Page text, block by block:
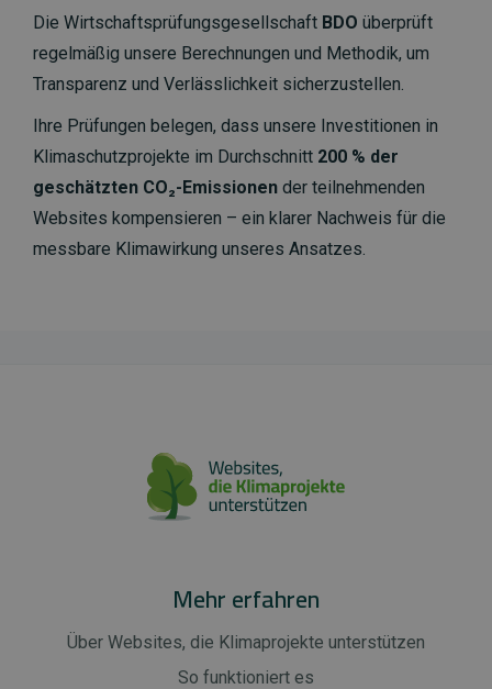
Die Wirtschaftsprüfungsgesellschaft BDO überprüft
regelmäßig unsere Berechnungen und Methodik, um
Transparenz und Verlässlichkeit sicherzustellen.
Ihre Prüfungen belegen, dass unsere Investitionen in
Klimaschutzprojekte im Durchschnitt 200 % der
geschätzten CO₂-Emissionen der teilnehmenden
Websites kompensieren – ein klarer Nachweis für die
messbare Klimawirkung unseres Ansatzes.
Mehr erfahren
Über Websites, die Klimaprojekte unterstützen
So funktioniert es